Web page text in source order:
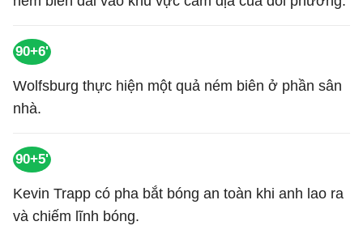
90+6'
Wolfsburg thực hiện một quả ném biên ở phần sân
nhà.
90+5'
Kevin Trapp có pha bắt bóng an toàn khi anh lao ra
và chiếm lĩnh bóng.